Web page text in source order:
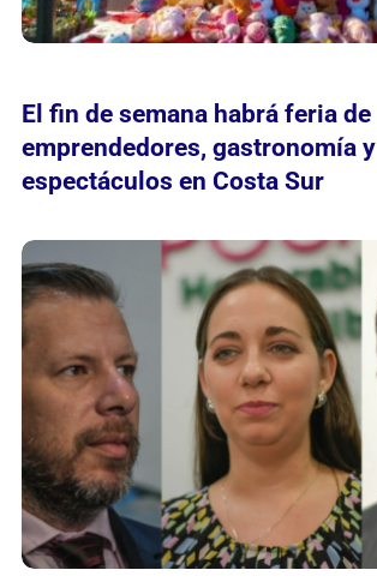
El fin de semana habrá feria de
emprendedores, gastronomía y
espectáculos en Costa Sur